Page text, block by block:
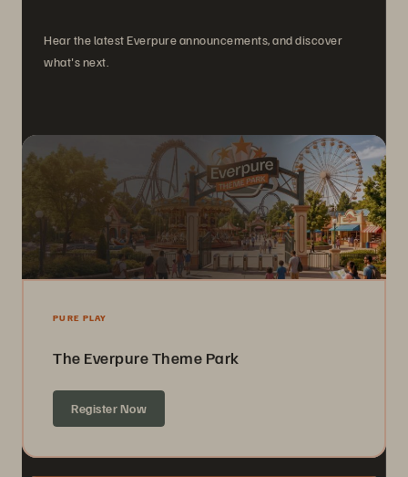
Hear the latest Everpure announcements, and discover
what's next.
PURE PLAY
The Everpure Theme Park
Register Now